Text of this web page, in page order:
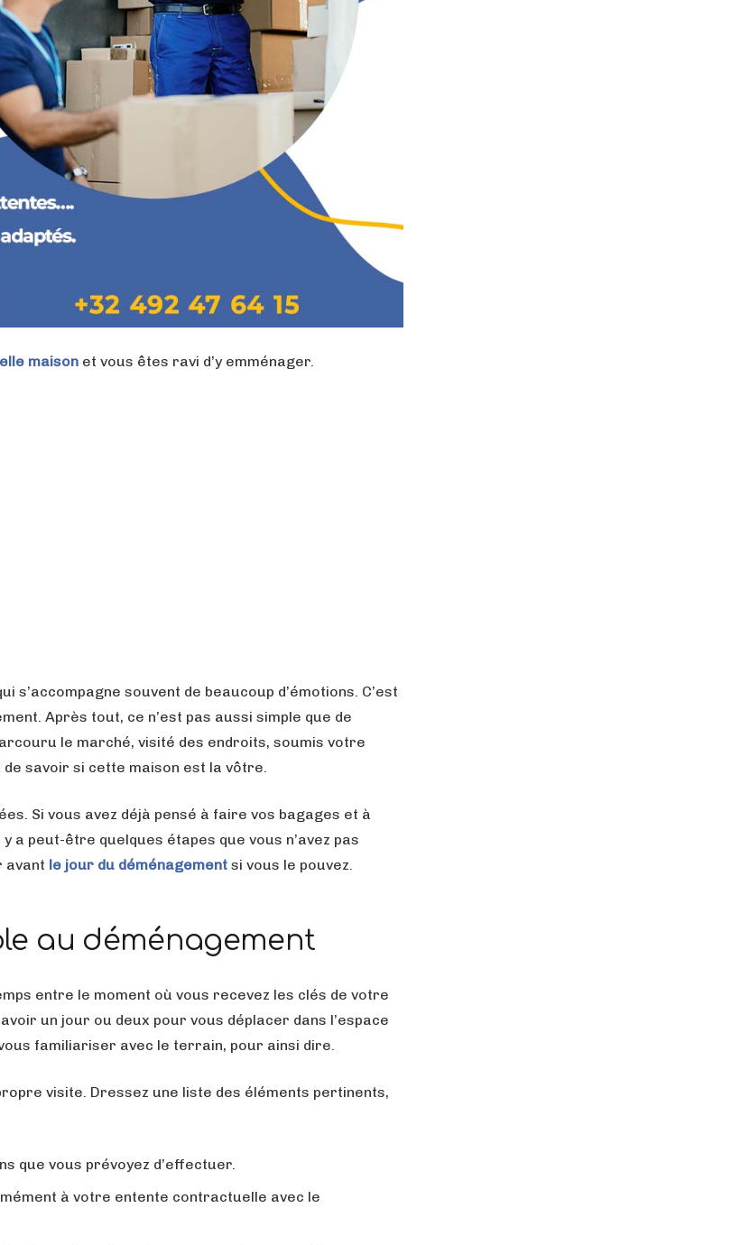
maison et vous êtes ravi d’y emménager.
s’accompagne souvent de beaucoup d’émotions. C’est
Après tout, ce n’est pas aussi simple que de
le marché, visité des endroits, soumis votre
savoir si cette maison est la vôtre.
Si vous avez déjà pensé à faire vos bagages et à
a peut-être quelques étapes que vous n’avez pas
avant le jour du déménagement si vous le pouvez.
au déménagement
entre le moment où vous recevez les clés de votre
un jour ou deux pour vous déplacer dans l’espace
familiariser avec le terrain, pour ainsi dire.
visite. Dressez une liste des éléments pertinents,
que vous prévoyez d’effectuer.
à votre entente contractuelle avec le